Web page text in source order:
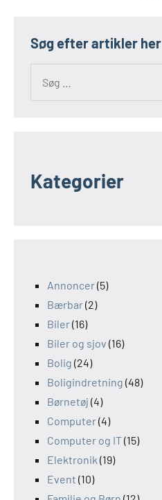
Søg efter artikler her
Kategorier
Annoncer(5)
Bærbar(2)
Biler(16)
Biler og sjov (16)
Bolig (24)
Boligindretning (48)
Børnetøj (4)
Computer(4)
Computer og IT(15)
Elektronik (19)
Event (10)